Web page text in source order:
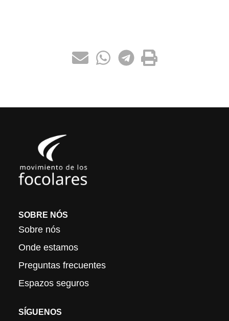
SOBRE NÓS
Sobre nós
Onde estamos
Preguntas frecuentes
Espazos seguros
SÍGUENOS